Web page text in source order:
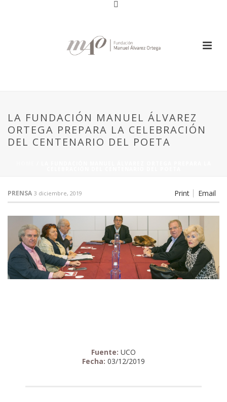
LA FUNDACIÓN MANUEL ÁLVAREZ
ORTEGA PREPARA LA CELEBRACIÓN
DEL CENTENARIO DEL POETA
Print Email
PRENSA 3 diciembre, 2019
Fuente: UCO
Fecha: 03/12/2019